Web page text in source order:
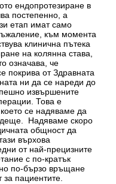
ендопротезиране в
постепенно, а
етап имат само
към момента
клинична пътека
на колянна става,
означава, че
покрива от Здравната
ни да се нареди до
извършените
Това е
се надяваме да
Надяваме скоро
общност да
върхова
от най-прецизните
с по-кратък
по-бързо връщане
пациентите.